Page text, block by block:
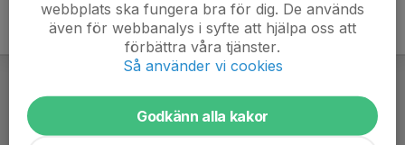
webbplats ska fungera bra för dig. De används
även för webbanalys i syfte att hjälpa oss att
förbättra våra tjänster.
Så använder vi cookies
Godkänn alla kakor